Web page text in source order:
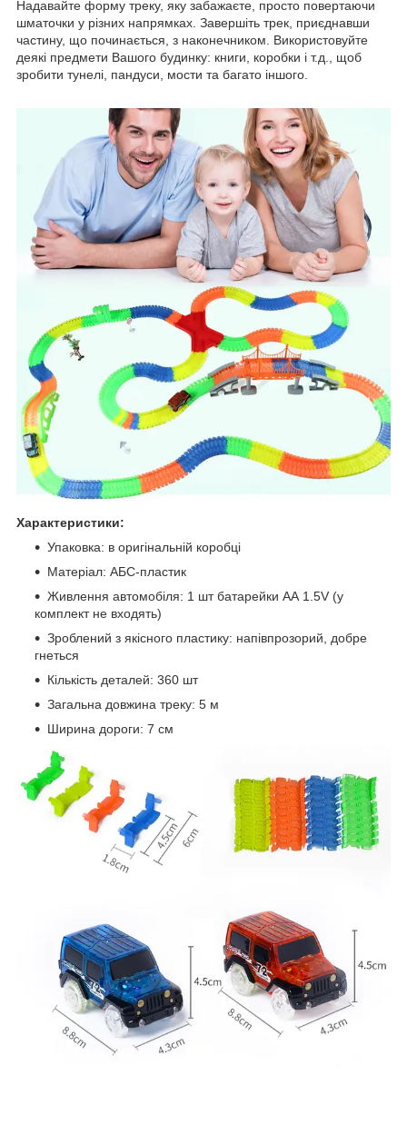
Надавайте форму треку, яку забажаєте, просто повертаючи
шматочки у різних напрямках. Завершіть трек, приєднавши
частину, що починається, з наконечником. Використовуйте
деякі предмети Вашого будинку: книги, коробки і т.д., щоб
зробити тунелі, пандуси, мости та багато іншого.
Характеристики:
Упаковка: в оригінальній коробці
Матеріал: АБС-пластик
Живлення автомобіля: 1 шт батарейки АА 1.5V (у
комплект не входять)
Зроблений з якісного пластику: напівпрозорий, добре
гнеться
Кількість деталей: 360 шт
Загальна довжина треку: 5 м
Ширина дороги: 7 см